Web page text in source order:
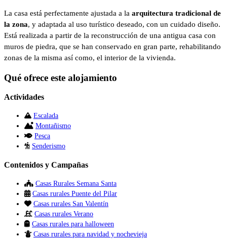
La casa está perfectamente ajustada a la arquitectura tradicional de
la zona, y adaptada al uso turístico deseado, con un cuidado diseño.
Está realizada a partir de la reconstrucción de una antigua casa con
muros de piedra, que se han conservado en gran parte, rehabilitando
zonas de la misma así como, el interior de la vivienda.
Qué ofrece este alojamiento
Actividades
Escalada
Montañismo
Pesca
Senderismo
Contenidos y Campañas
Casas Rurales Semana Santa
Casas rurales Puente del Pilar
Casas rurales San Valentín
Casas rurales Verano
Casas rurales para halloween
Casas rurales para navidad y nochevieja